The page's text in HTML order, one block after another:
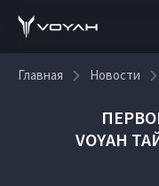
Главная Новости
VOYAH